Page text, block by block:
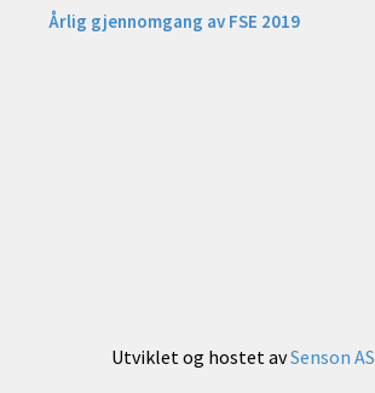
Årlig gjennomgang av FSE 2019
Utviklet og hostet avSenson AS